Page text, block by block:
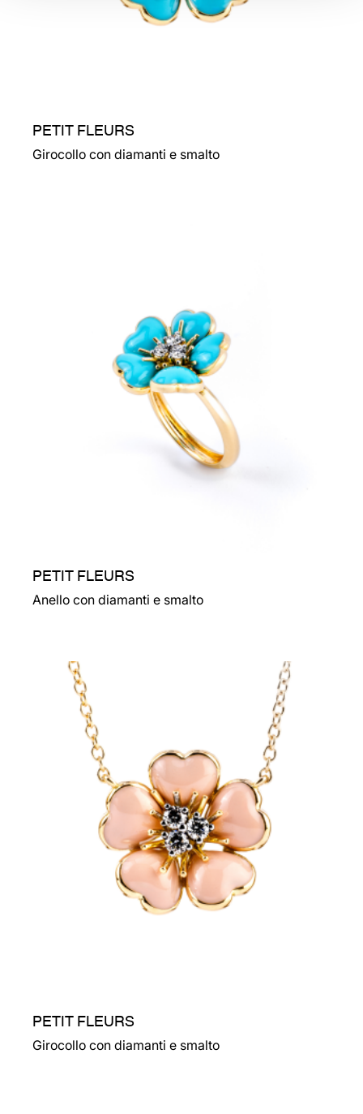
PETIT FLEURS
Girocollo con diamanti e smalto
PETIT FLEURS
Anello con diamanti e smalto
PETIT FLEURS
Girocollo con diamanti e smalto